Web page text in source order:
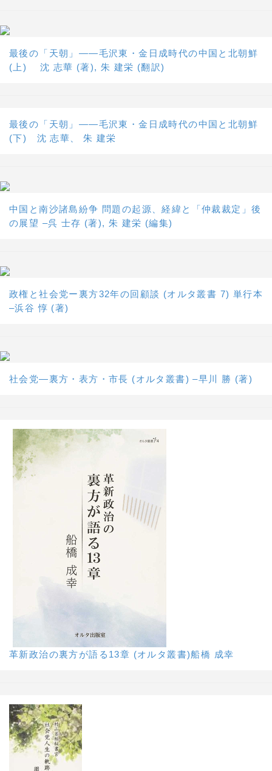
最後の「天朝」――毛沢東・金日成時代の中国と北朝鮮
(上) 沈 志華 (著), 朱 建栄 (翻訳)
最後の「天朝」――毛沢東・金日成時代の中国と北朝鮮
(下) 沈 志華、 朱 建栄
中国と南沙諸島紛争 問題の起源、経緯と「仲裁裁定」後
の展望 –呉 士存 (著), 朱 建栄 (編集)
政権と社会党ー裏方32年の回顧談 (オルタ叢書 7) 単行本
–浜谷 惇 (著)
社会党―裏方・表方・市長 (オルタ叢書) –早川 勝 (著)
革新政治の裏方が語る13章 (オルタ叢書)船橋 成幸